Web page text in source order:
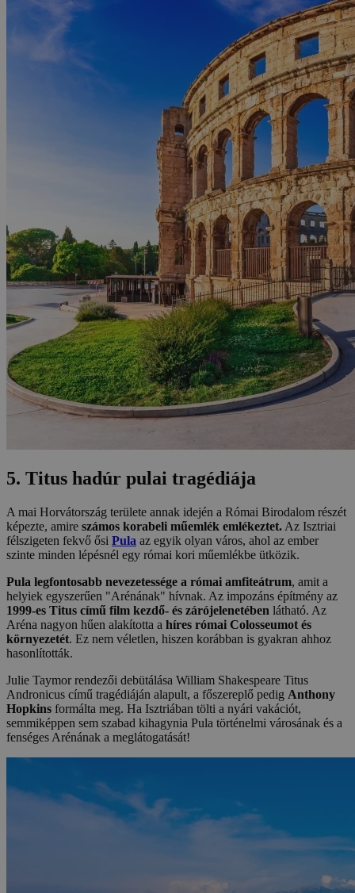
5. Titus hadúr pulai tragédiája
A mai Horvátország területe annak idején a Római Birodalom részét
képezte, amire számos korabeli műemlék emlékeztet. Az Isztriai
félszigeten fekvő ősi Pula az egyik olyan város, ahol az ember
szinte minden lépésnél egy római kori műemlékbe ütközik.
Pula legfontosabb nevezetessége a római amfiteátrum, amit a
helyiek egyszerűen "Arénának" hívnak. Az impozáns építmény az
1999-es Titus című film kezdő- és zárójelenetében látható. Az
Aréna nagyon hűen alakította a híres római Colosseumot és
környezetét. Ez nem véletlen, hiszen korábban is gyakran ahhoz
hasonlították.
Julie Taymor rendezői debütálása William Shakespeare Titus
Andronicus című tragédiáján alapult, a főszereplő pedig Anthony
Hopkins formálta meg. Ha Isztriában tölti a nyári vakációt,
semmiképpen sem szabad kihagynia Pula történelmi városának és a
fenséges Arénának a meglátogatását!